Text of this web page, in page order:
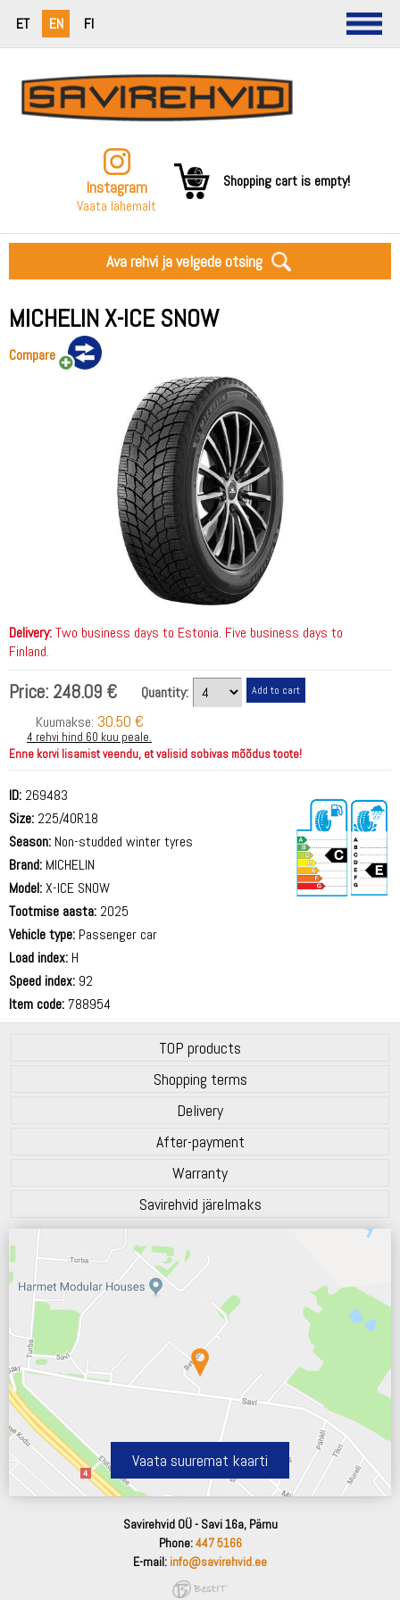
ET EN FI
Instagram
Vaata lähemalt
Shopping cart is empty!
Ava rehvi ja velgede otsing
MICHELIN X-ICE SNOW
Compare
Delivery:Two business days to Estonia. Five business days to
Finland.
Price: 248.09 €
Quantity:
Kuumakse: 30.50 €
4 rehvi hind 60 kuu peale.
Enne korvi lisamist veendu, et valisid sobivas mõõdus toote!
ID: 269483
Size: 225/40R18
Season: Non-studded winter tyres
Brand: MICHELIN
Model:X-ICE SNOW
Tootmise aasta: 2025
Vehicle type: Passenger car
Load index: H
Speed index: 92
Item code: 788954
TOP products
Shopping terms
Delivery
After-payment
Warranty
Savirehvid järelmaks
Vaata suuremat kaarti
Savirehvid OÜ - Savi 16a, Pärnu
Phone:447 5166
E-mail: info@savirehvid.ee